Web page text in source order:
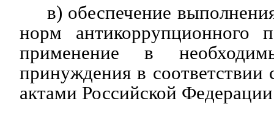
в) обеспечение
норм антикоррупционного
применение в
принуждения в соответствии
актами Российской